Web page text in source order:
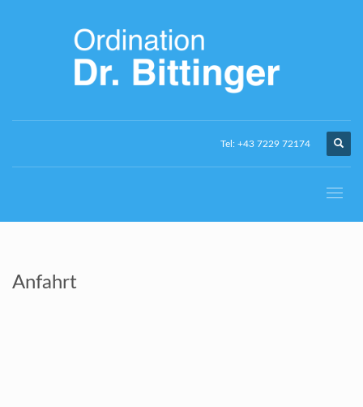
Tel: +43 7229 72174
Anfahrt